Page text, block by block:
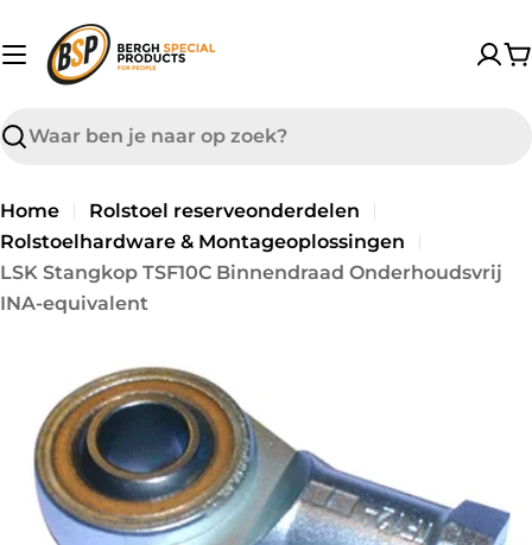
Skip to content
Skip to menu
Skip to footer
naar
inhoud
Zoek
Home
Rolstoel reserveonderdelen
Rolstoelhardware & Montageoplossingen
LSK Stangkop TSF10C Binnendraad Onderhoudsvrij
INA-equivalent
productinformatie
media 0 in modaal